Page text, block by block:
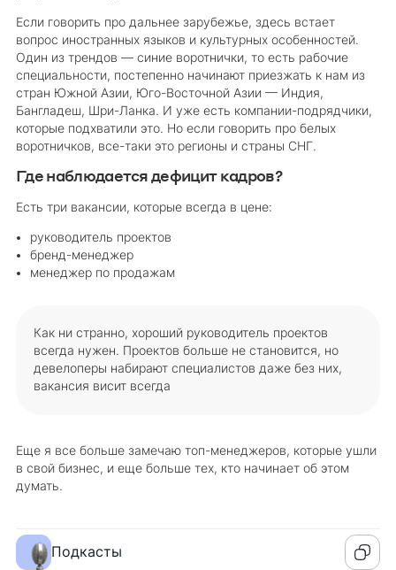
Если говорить про дальнее зарубежье, здесь встает
вопрос иностранных языков и культурных особенностей.
Один из трендов — синие воротнички, то есть рабочие
специальности, постепенно начинают приезжать к нам из
стран Южной Азии, Юго-Восточной Азии — Индия,
Бангладеш, Шри-Ланка. И уже есть компании-подрядчики,
которые подхватили это. Но если говорить про белых
воротничков, все-таки это регионы и страны СНГ.
Где наблюдается дефицит кадров?
Есть три вакансии, которые всегда в цене:
руководитель проектов
бренд-менеджер
менеджер по продажам
Как ни странно, хороший руководитель проектов
всегда нужен. Проектов больше не становится, но
девелоперы набирают специалистов даже без них,
вакансия висит всегда
Еще я все больше замечаю топ-менеджеров, которые ушли
в свой бизнес, и еще больше тех, кто начинает об этом
думать.
Подкасты